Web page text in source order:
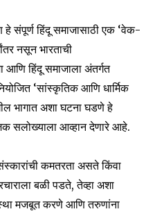
Don't worry, we respect
inbox. Your information is
Policy.
संपूर्ण हिंदू समाजासाठी एक ‘वेक-
नसून भारताची
आणि हिंदू समाजाला अंतर्गत
‘सांस्कृतिक आणि धार्मिक
भागात अशा घटना घडणे हे
सलोख्याला आव्हान देणारे आहे.
कमतरता असते किंवा
बळी पडते, तेव्हा अशा
मजबूत करणे आणि तरुणांना